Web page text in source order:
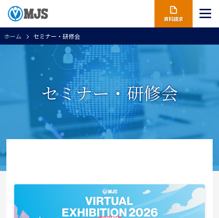
資料請求
ホーム セミナー・研修会
セミナー・研修会